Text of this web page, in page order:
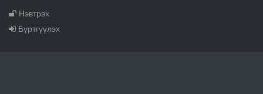
Нэвтрэх
Бүртгүүлэх